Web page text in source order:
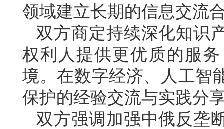
领域建立长期的信息交流
双方商定持续深化知识
权利人提供更优质的服
境。在数字经济、人工智
保护的经验交流与实践分
双方强调加强中俄反垄